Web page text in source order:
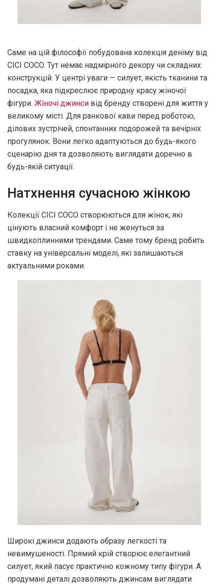
Саме на цій філософії побудована колекція деніму від
CICI COCO. Тут немає надмірного декору чи складних
конструкцій. У центрі уваги — силует, якість тканини та
посадка, яка підкреслює природну красу жіночої
фігури. Жіночі джинси від бренду створені для життя у
великому місті. Для ранкової кави перед роботою,
ділових зустрічей, спонтанних подорожей та вечірніх
прогулянок. Вони легко адаптуються до будь-якого
сценарію дня та дозволяють виглядати доречно в
будь-якій ситуації.
Натхнення сучасною жінкою
Колекції CICI COCO створюються для жінок, які
цінують власний комфорт і не женуться за
швидкоплинними трендами. Саме тому бренд робить
ставку на універсальні моделі, які залишаються
актуальними роками.
Широкі джинси додають образу легкості та
невимушеності. Прямий крій створює елегантний
силует, який пасує практично кожному типу фігури. А
продумані деталі дозволяють джинсам виглядати